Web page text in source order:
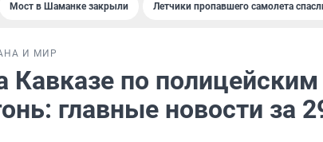
Мост в Шаманке закрыли Летчики пропавшего самолета
И МИР
Кавказе по
главные новости за